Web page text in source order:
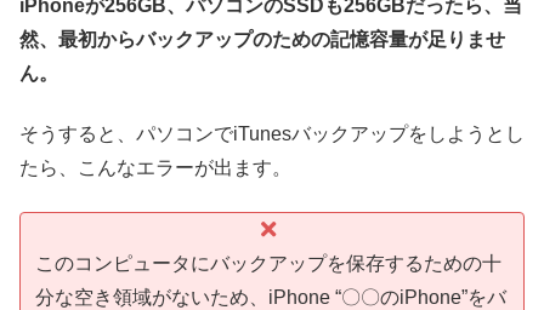
iPhoneが256GB、パソコンのSSDも256GBだったら、当
然、最初からバックアップのための記憶容量が足りませ
ん。
そうすると、パソコンでiTunesバックアップをしようとし
たら、こんなエラーが出ます。
このコンピュータにバックアップを保存するための十
分な空き領域がないため、iPhone “〇〇のiPhone”をバ